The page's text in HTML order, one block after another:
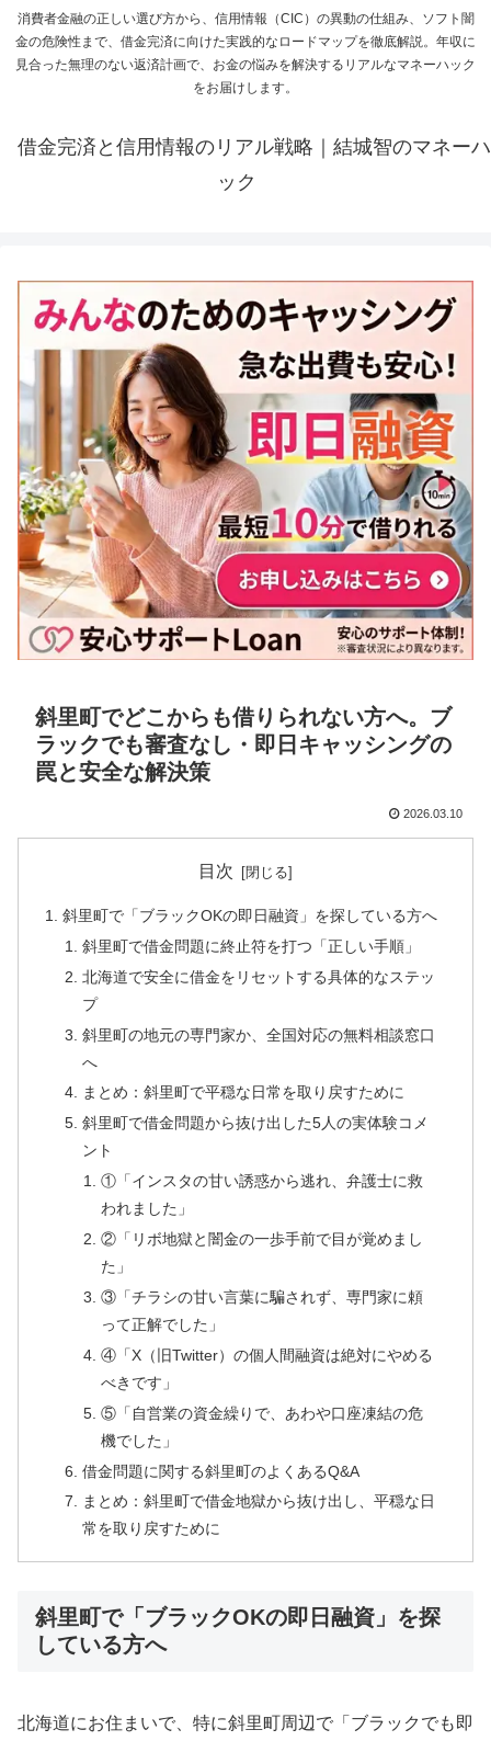
消費者金融の正しい選び方から、信用情報（CIC）の異動の仕組み、ソフト闇
金の危険性まで、借金完済に向けた実践的なロードマップを徹底解説。年収に
見合った無理のない返済計画で、お金の悩みを解決するリアルなマネーハック
をお届けします。
借金完済と信用情報のリアル戦略｜結城智のマネーハ
ック
斜里町でどこからも借りられない方へ。ブ
ラックでも審査なし・即日キャッシングの
罠と安全な解決策
2026.03.10
目次
斜里町で「ブラックOKの即日融資」を探している方へ
斜里町で借金問題に終止符を打つ「正しい手順」
北海道で安全に借金をリセットする具体的なステッ
プ
斜里町の地元の専門家か、全国対応の無料相談窓口
へ
まとめ：斜里町で平穏な日常を取り戻すために
斜里町で借金問題から抜け出した5人の実体験コメ
ント
①「インスタの甘い誘惑から逃れ、弁護士に救
われました」
②「リボ地獄と闇金の一歩手前で目が覚めまし
た」
③「チラシの甘い言葉に騙されず、専門家に頼
って正解でした」
④「X（旧Twitter）の個人間融資は絶対にやめる
べきです」
⑤「自営業の資金繰りで、あわや口座凍結の危
機でした」
借金問題に関する斜里町のよくあるQ&A
まとめ：斜里町で借金地獄から抜け出し、平穏な日
常を取り戻すために
斜里町で「ブラックOKの即日融資」を探
している方へ
北海道にお住まいで、特に斜里町周辺で「ブラックでも即